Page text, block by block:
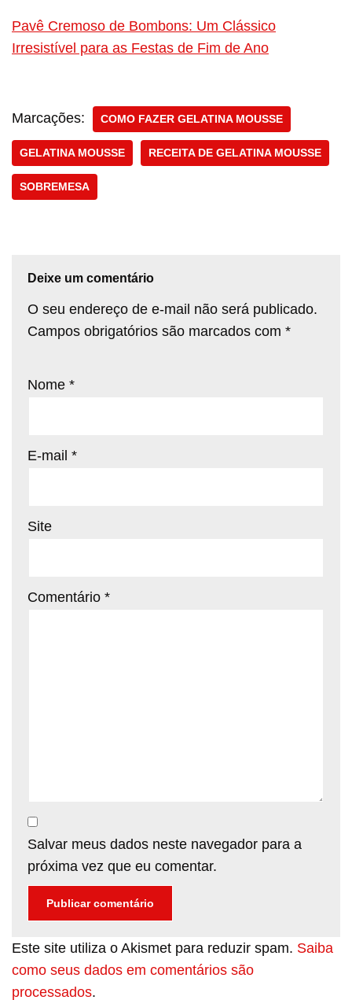
Pavê Cremoso de Bombons: Um Clássico
Irresistível para as Festas de Fim de Ano
Marcações: COMO FAZER GELATINA MOUSSE
GELATINA MOUSSE RECEITA DE GELATINA MOUSSE
SOBREMESA
Deixe um comentário
O seu endereço de e-mail não será publicado.
Campos obrigatórios são marcados com *
Nome *
E-mail *
Site
Comentário *
Salvar meus dados neste navegador para a
próxima vez que eu comentar.
Este site utiliza o Akismet para reduzir spam. Saiba
como seus dados em comentários são
processados.